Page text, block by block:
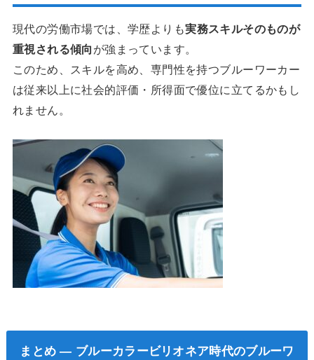
現代の労働市場では、学歴よりも実務スキルそのものが
重視される傾向 が強まっています。
このため、スキルを高め、専門性を持つブルーワーカー
は従来以上に社会的評価・所得面で優位に立てるかもし
れません。
まとめ — ブルーカラービリオネア時代のブルーワ